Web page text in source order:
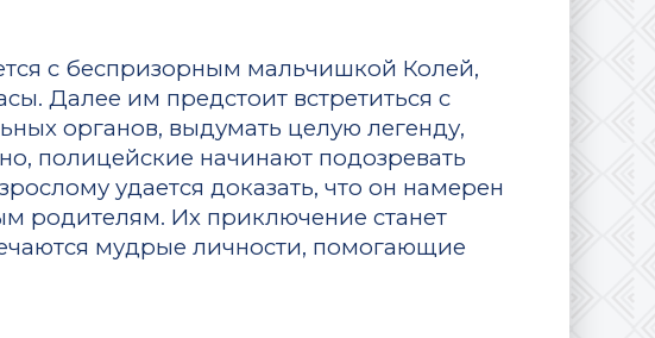
с беспризорным мальчишкой Колей,
Далее им предстоит встретиться с
органов, выдумать целую легенду,
полицейские начинают подозревать
удается доказать, что он намерен
родителям. Их приключение станет
мудрые личности, помогающие